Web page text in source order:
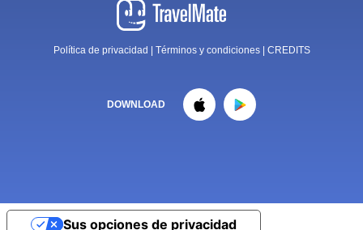
Política de privacidad Términos y condiciones CREDITS
DOWNLOAD
Sus opciones de privacidad